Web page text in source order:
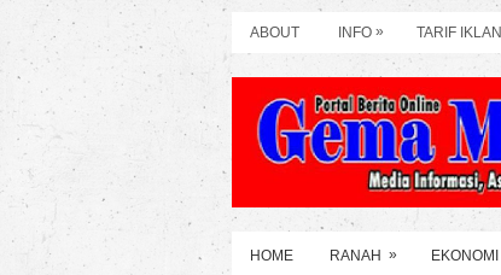
ABOUT INFO » TARIF IKLAN
HOME RANAH » EKONOMI